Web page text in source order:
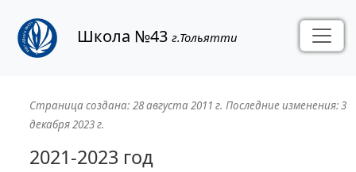
Школа №43 г.Тольятти
Страница создана: 28 августа 2011 г. Последние изменения:3
декабря 2023 г.
2021-2023 год